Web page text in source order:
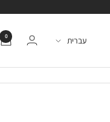
שפה
עברית 0